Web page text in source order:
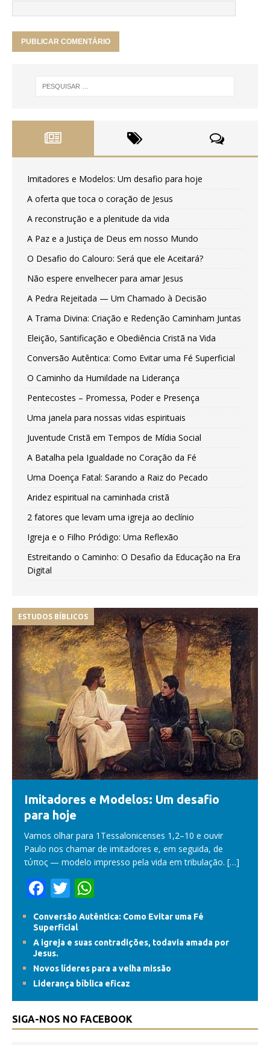
Imitadores e Modelos: Um desafio para hoje
A oferta que toca o coração de Jesus
A reconstrução e a plenitude da vida
A Paz e a Justiça de Deus em nosso Mundo
O Desafio do Calouro: Será que ele Aceitará?
Não espere envelhecer para amar Jesus
A Pedra Rejeitada — Um Chamado à Decisão
A Trama Divina: Criação e Redenção Caminham Juntas
Eleição, Santificação e Obediência Cristã na Vida
Conversão Autêntica: Como Evitar uma Fé Superficial
O Caminho da Humildade na Liderança
Pentecostes – Promessa, Poder e Presença
Uma janela para nossas vidas espirituais
Juventude Cristã em Tempos de Mídia Social
A Batalha pela Igualdade no Coração da Fé
Uma Doença Fatal: Sarando a Raiz do Pecado
Aridez espiritual na caminhada cristã
2 fatores que levam uma igreja ao declínio
Igreja e o Filho Pródigo: Uma Reflexão
Estreitando o Caminho: O Desafio da Educação na Era
Digital
ESTUDOS BÍBLICOS
Imitadores e Modelos: Um desafio
para hoje
Vamos olhar para 1Tessalonicenses 1,2–10 e ouvir
Paulo nos chamar de imitadores e, em seguida, de
τύπος — modelo impresso pela vida em tribulação. […]
F
e
b
o
o
k
T
w
itt
er
h
at
s
A
p
p
Conversão Autêntica: Como Evitar uma Fé
Superficial
A igreja e suas contradições, todavia amada por
Jesus.
Novos líderes para a velha missão
Liderança bíblica eficaz
SIGA-NOS NO FACEBOOK